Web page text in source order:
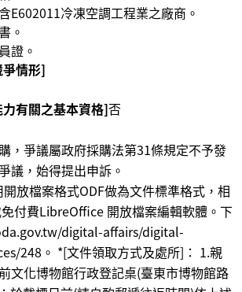
E602011冷凍空調工程業之廠商。
。
證。
情形]
有關之基本資格]否
，爭議屬政府採購法第31條規定不予發
議，始得提出申訴。
放檔案格式ODF做為文件標準格式，相
付費LibreOffice 開放檔案編輯軟體。下
digital-affairs/digital-
248。 *[文件領取方式及處所]： 1.親
文化博物館行政登記桌(臺東市博物館路